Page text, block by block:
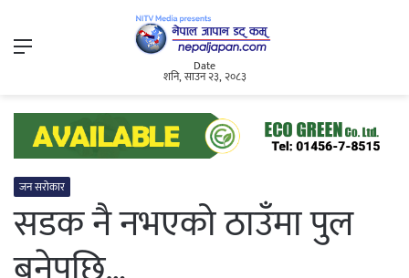
Menu
Date
शनि, साउन २३, २०८३
जन सरोकार
सडक नै नभएको ठाउँमा पुल